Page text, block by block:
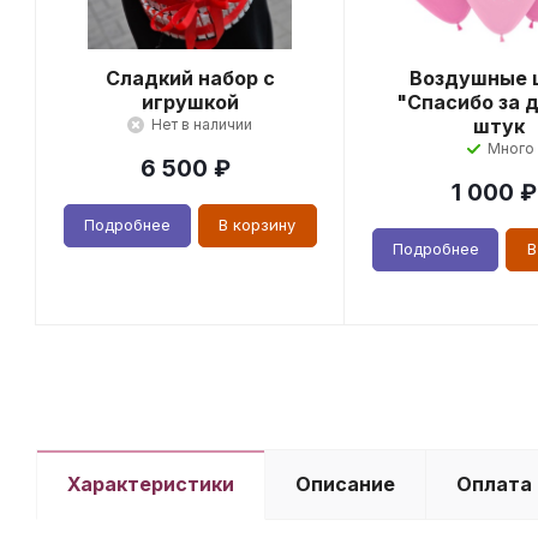
Сладкий набор с
игрушкой
Нет в наличии
6 500 ₽
Подробнее В корзину
Воздушные
"Спасибо за
штук
Много
1 000 ₽
Подробнее
Характеристики Описание Оплата